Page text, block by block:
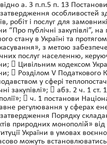
а. 3 п.п.5 п. 13
особливостей
робіт і послуг для
“Про публічні закупівлі”,
стану в Україні та
з метою
послуг населенню,
 Цивільним кодексом
 Розділом V Податкового
у сфері
закупівлі»;  абз. 2 ч. 1
 ч. 1 постанови
регулювання у сферах
Порядку
природних монополій»
України в умовах
можуть